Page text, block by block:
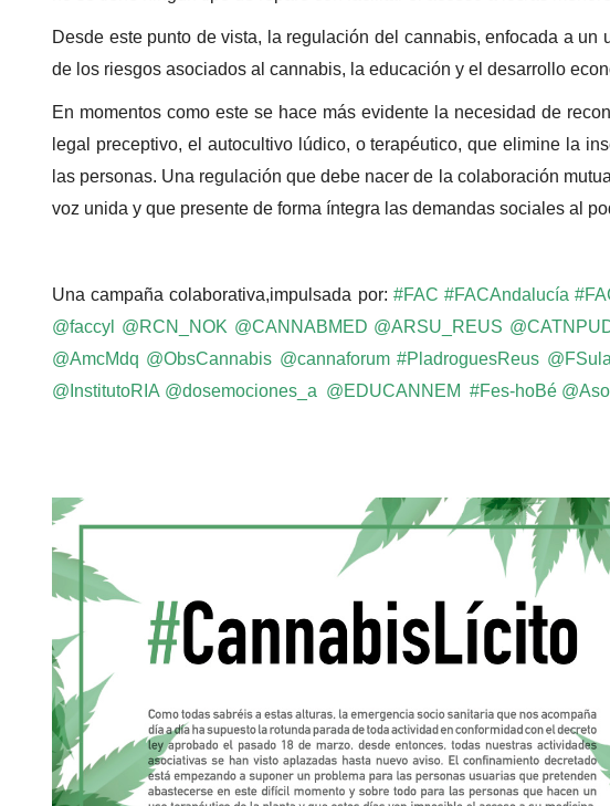
Desde este punto de vista, la regulación del cannabis, enfocada a
de los riesgos asociados al cannabis, la educación y el desarrollo
En momentos como este se hace más evidente la necesidad de
legal preceptivo, el autocultivo lúdico, o terapéutico, que elimine la
las personas. Una regulación que debe nacer de la colaboración
voz unida y que presente de forma íntegra las demandas sociales al
Una campaña colaborativa,impulsada por: #FAC#FACAndalucía
@faccyl
@RCN_NOK @CANNABMED @ARSU_REUS
@AmcMdq @ObsCannabis @cannaforum #PladroguesReus
@InstitutoRIA @dosemociones_a @EDUCANNEM #Fes-hoBé